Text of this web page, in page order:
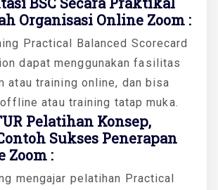
Organisasi Online Zoom :
Practical Balanced Scorecard
dapat menggunakan fasilitas
atau training online, dan bisa
atau training tatap muka.
Pelatihan Konsep,
Sukses Penerapan
Zoom :
mengajar pelatihan Practical